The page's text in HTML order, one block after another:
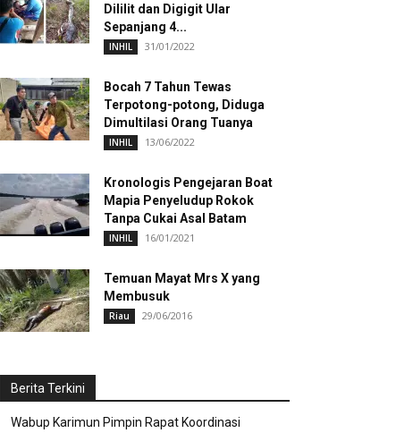
Dililit dan Digigit Ular
Sepanjang 4...
INHIL 31/01/2022
Bocah 7 Tahun Tewas
Terpotong-potong, Diduga
Dimultilasi Orang Tuanya
INHIL 13/06/2022
Kronologis Pengejaran Boat
Mapia Penyeludup Rokok
Tanpa Cukai Asal Batam
INHIL 16/01/2021
Temuan Mayat Mrs X yang
Membusuk
Riau 29/06/2016
Berita Terkini
Wabup Karimun Pimpin Rapat Koordinasi